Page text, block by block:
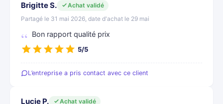
Brigitte S.
Achat validé
Partagé le 31 mai 2026, date d'achat le 29 mai
Bon rapport qualité prix
5/5
L’entreprise a pris contact avec ce client
Lucie P.
Achat validé